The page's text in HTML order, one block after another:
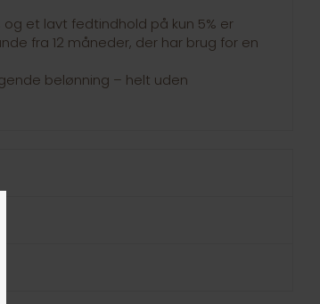
et lavt fedtindhold på kun 5% er
fra 12 måneder, der har brug for en
belønning – helt uden